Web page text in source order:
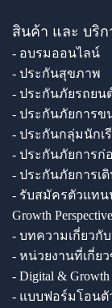
สินค้า และ บริ
- อบรมออนไลน์
- ประกันสุขภาพ
- ประกันภัยรถยน
- ประกันภัยการข
- ประกันกลุ่มนักเ
- ประกันภัยการก่
- ประกันภัยการเ
- รับสมัครตัวแทน
Growth
- บทความเกี่ยวกั
- หน่วยงานที่เกี่ย
- Digital & Growth
- แบบฟอร์มโอนตั